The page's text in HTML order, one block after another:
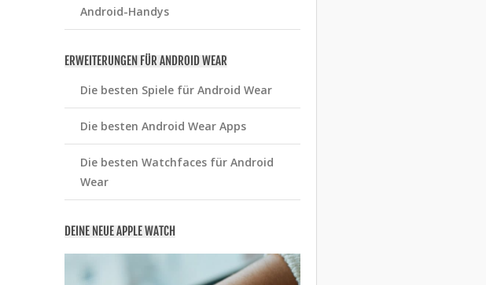
Android-Handys
ERWEITERUNGEN FÜR ANDROID WEAR
Die besten Spiele für Android Wear
Die besten Android Wear Apps
Die besten Watchfaces für Android
Wear
DEINE NEUE APPLE WATCH